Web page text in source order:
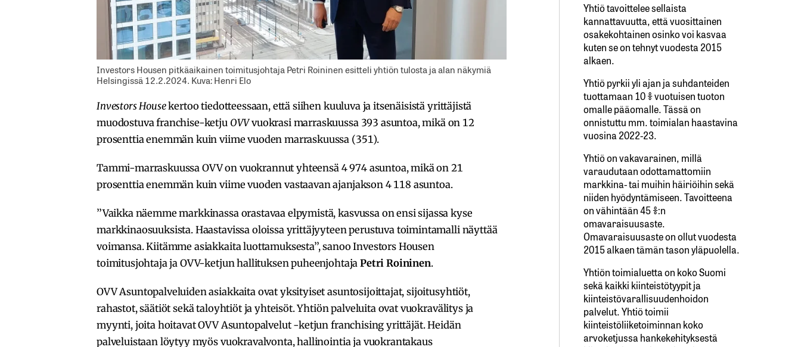
Investors Housen pitkäaikainen toimitusjohtaja Petri Roininen esitteli yhtiön tulosta ja alan näkymiä
Helsingissä 12.2.2024. Kuva: Henri Elo
Investors Housekertoo tiedotteessaan, että siihen kuuluva ja itsenäisistä yrittäjistä
muodostuva franchise-ketju OVVvuokrasi marraskuussa 393 asuntoa, mikä on 12
prosenttia enemmän kuin viime vuoden marraskuussa (351).
Tammi-marraskuussa OVV on vuokrannut yhteensä 4 974 asuntoa, mikä on 21
prosenttia enemmän kuin viime vuoden vastaavan ajanjakson 4 118 asuntoa.
’’Vaikka näemme markkinassa orastavaa elpymistä, kasvussa on ensi sijassa kyse
markkinaosuuksista. Haastavissa oloissa yrittäjyyteen perustuva toimintamalli näyttää
voimansa. Kiitämme asiakkaita luottamuksesta’’, sanoo Investors Housen
toimitusjohtaja ja OVV-ketjun hallituksen puheenjohtajaPetri Roininen.
OVV Asuntopalveluiden asiakkaita ovat yksityiset asuntosijoittajat, sijoitusyhtiöt,
rahastot, säätiöt sekä taloyhtiöt ja yhteisöt. Yhtiön palveluita ovat vuokravälitys ja
myynti, joita hoitavat OVV Asuntopalvelut -ketjun franchising yrittäjät. Heidän
palveluistaan löytyy myös vuokravalvonta, hallinointia ja vuokrantakaus
Yhtiö tavoittelee sellaista
kannattavuutta, että vuosittainen
osakekohtainen osinko voi kasvaa
kuten se on tehnyt vuodesta 2015
alkaen.
Yhtiö pyrkii yli ajan ja suhdanteiden
tuottamaan 10 % vuotuisen tuoton
omalle pääomalle. Tässä on
onnistuttu mm. toimialan haastavina
vuosina 2022-23.
Yhtiö on vakavarainen, millä
varaudutaan odottamattomiin
markkina- tai muihin häiriöihin sekä
niiden hyödyntämiseen. Tavoitteena
on vähintään 45 %:n
omavaraisuusaste.
Omavaraisuusaste on ollut vuodesta
2015 alkaen tämän tason yläpuolella.
Yhtiön toimialuetta on koko Suomi
sekä kaikki kiinteistötyypit ja
kiinteistövarallisuudenhoidon
palvelut. Yhtiö toimii
kiinteistöliiketoiminnan koko
arvoketjussa hankekehityksestä